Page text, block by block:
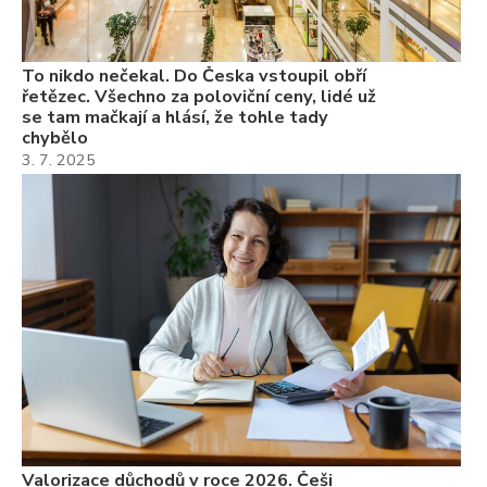
To nikdo nečekal. Do Česka vstoupil obří
řetězec. Všechno za poloviční ceny, lidé už
se tam mačkají a hlásí, že tohle tady
chybělo
3. 7. 2025
Valorizace důchodů v roce 2026. Češi